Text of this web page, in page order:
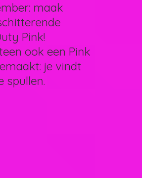
maak
Pink!
ook een Pink
je vindt
spullen.